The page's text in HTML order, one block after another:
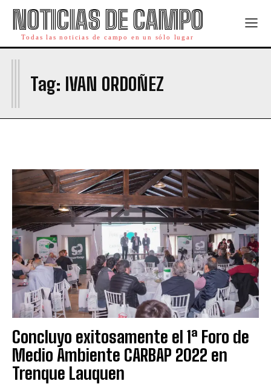
NOTICIAS DE CAMPO
Todas las noticias de campo en un sólo lugar
Tag: IVAN ORDOÑEZ
I
Concluyo exitosamente el 1ª Foro de
Medio Ambiente CARBAP 2022 en
Trenque Lauquen